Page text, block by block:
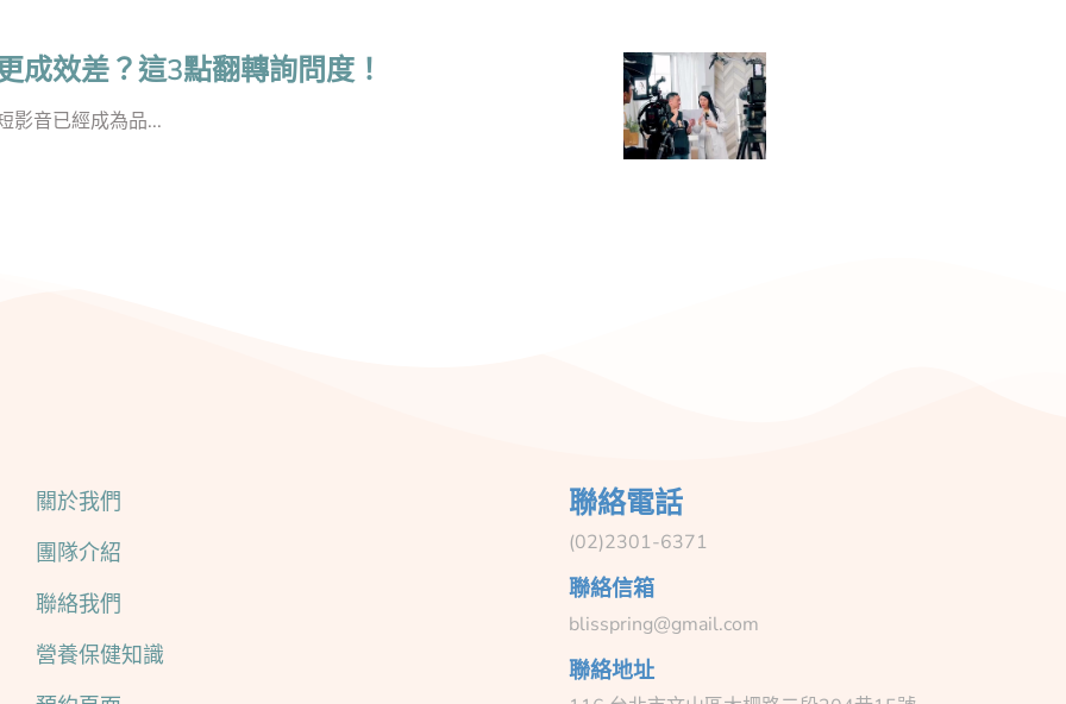
成效差？這3點翻轉詢問度！
影音已經成為品...
關於我們
團隊介紹
聯絡我們
營養保健知識
聯絡電話
(02)2301-6371
聯絡信箱
blisspring@gmail.com
聯絡地址